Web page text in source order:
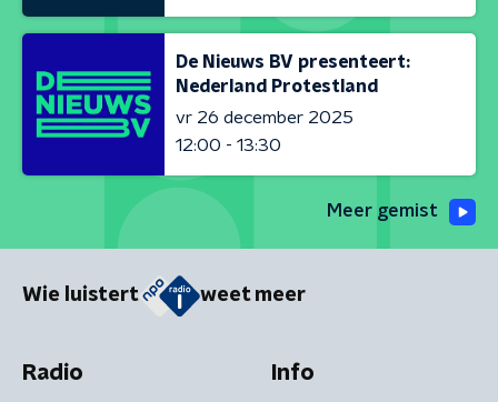
De Nieuws BV presenteert:
Nederland Protestland
vr 26 december 2025
12:00 - 13:30
Meer gemist
Wie luistert weet meer
Radio Info